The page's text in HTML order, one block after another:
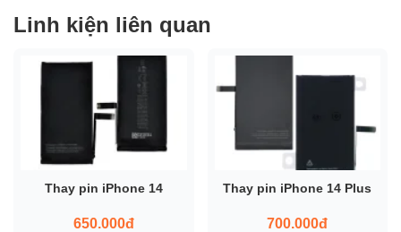
Linh kiện liên quan
Thay pin iPhone 14
650.000đ
Thay pin iPhone 14 Plus
700.000đ